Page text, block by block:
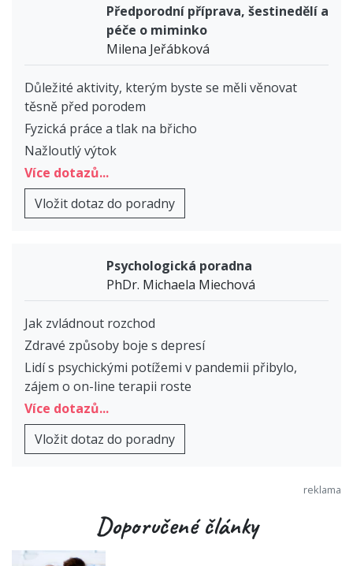
Předporodní příprava, šestinedělí a
péče o miminko
Milena Jeřábková
Důležité aktivity, kterým byste se měli věnovat
těsně před porodem
Fyzická práce a tlak na břicho
Nažloutlý výtok
Více dotazů...
Vložit dotaz do poradny
Psychologická poradna
PhDr. Michaela Miechová
Jak zvládnout rozchod
Zdravé způsoby boje s depresí
Lidí s psychickými potížemi v pandemii přibylo,
zájem o on-line terapii roste
Více dotazů...
Vložit dotaz do poradny
Doporučené články